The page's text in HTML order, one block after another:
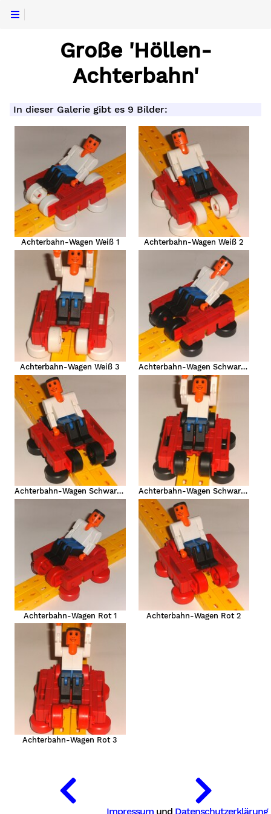
Große 'Höllen-
Achterbahn'
In dieser Galerie gibt es 9 Bilder:
Achterbahn-Wagen Weiß 1 Achterbahn-Wagen Weiß 2
Achterbahn-Wagen Weiß 3 Achterbahn-Wagen Schwarz 1
Achterbahn-Wagen Schwarz 2 Achterbahn-Wagen Schwarz 3
Achterbahn-Wagen Rot 1 Achterbahn-Wagen Rot 2
Achterbahn-Wagen Rot 3
Impressum und Datenschutzerklärung